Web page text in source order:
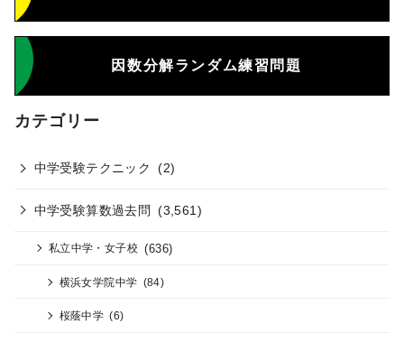
因数分解ランダム練習問題
カテゴリー
中学受験テクニック (2)
中学受験算数過去問 (3,561)
私立中学・女子校 (636)
横浜女学院中学 (84)
桜蔭中学 (6)